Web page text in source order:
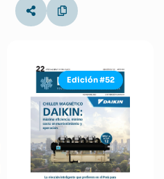
Edición #52